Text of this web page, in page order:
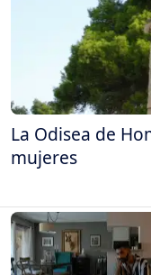
La Odisea de
mujeres